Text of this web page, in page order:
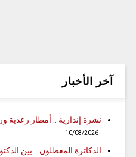
آخر الأخبار
نشرة إنذارية .. أمطار رعدية
10/08/2026
الدكاترة المعطلون .. بين